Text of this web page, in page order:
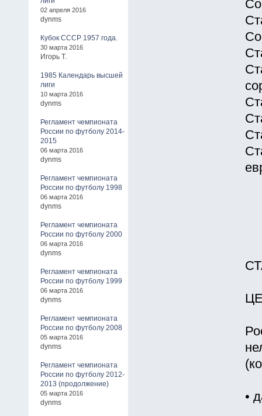
02 апреля 2016
dynms
Кубок СССР 1957 года.
30 марта 2016
Игорь Т.
1985 Календарь высшей
лиги
10 марта 2016
dynms
Регламент чемпионата
России по футболу 2014-
2015
06 марта 2016
dynms
Регламент чемпионата
России по футболу 1998
06 марта 2016
dynms
Регламент чемпионата
России по футболу 2000
06 марта 2016
dynms
Регламент чемпионата
России по футболу 1999
06 марта 2016
dynms
Регламент чемпионата
России по футболу 2008
05 марта 2016
dynms
Регламент чемпионата
России по футболу 2012-
2013 (продолжение)
05 марта 2016
dynms •